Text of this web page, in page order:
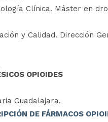
Clínica. Máster en
y Calidad. Dirección
OPIOIDES
Guadalajara.
DE FÁRMACOS